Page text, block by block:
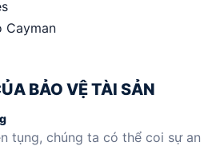
Cayman
BẢO VỆ TÀI SẢN
tụng, chúng ta có thể coi sự